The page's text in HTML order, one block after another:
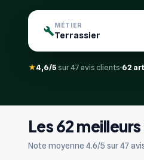
MÉTIER
★4,6/5sur 47 avis clients 62
Les 62
Note moyenne 4.6/5 sur 47